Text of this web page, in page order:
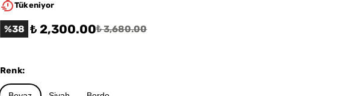
Tükeniyor
%38 ₺ 2,300.00₺ 3,680.00
Renk: